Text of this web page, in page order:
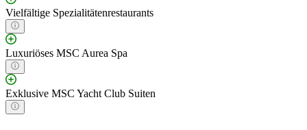
Vielfältige Spezialitätenrestaurants
Luxuriöses MSC Aurea Spa
Exklusive MSC Yacht Club Suiten